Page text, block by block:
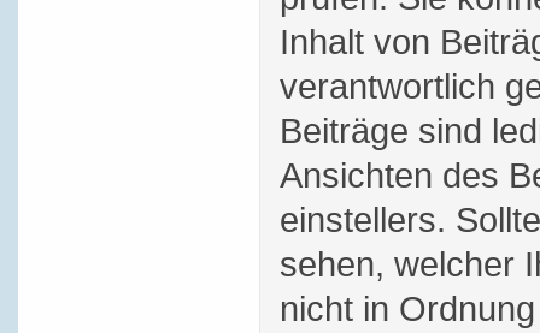
Inhalt von
verantwortlich
Beiträge sind
Ansichten des
einstellers.
sehen, welcher
nicht in